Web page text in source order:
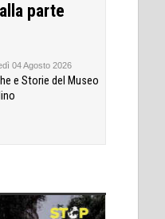
parte
04 Agosto 2026
e Storie del Museo